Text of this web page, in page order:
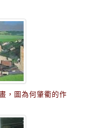
，圖為何肇衢的作